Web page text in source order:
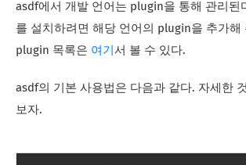
asdf에서 개발 언어는 plugin을 통해 관리된
를 설치하려면 해당 언어의 plugin을 추가해
plugin 목록은 여기 서 볼 수 있다.
asdf의 기본 사용법은 다음과 같다. 자세한
보자.